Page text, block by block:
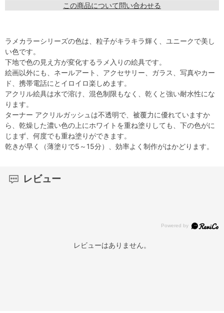
この商品について問い合わせる
ラメカラーシリーズの色は、粒子がキラキラ輝く、ユニークで美し
い色です。
下地で色の見え方が変化するラメ入りの絵具です。
絵画以外にも、ネールアート、アクセサリー、ガラス、写真やカー
ド、携帯電話にとイロイロ楽しめます。
アクリル絵具は水で溶け、混色制限もなく、乾くと強い耐水性にな
ります。
ターナー アクリルガッシュは不透明で、被覆力に優れていますか
ら、乾燥した濃い色の上にホワイトを重ね塗りしても、下の色がに
じまず、何度でも重ね塗りができます。
乾きが早く（薄塗りで5～15分）、効率よく制作がはかどります。
レビュー
レビューはありません。